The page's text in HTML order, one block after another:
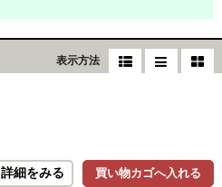
表示方法
買い物カゴへ入れる
詳細をみる